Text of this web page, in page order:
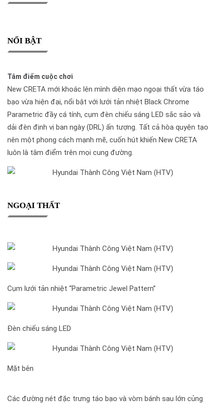
NỔI BẬT
Tâm điểm cuộc chơi
New CRETA mới khoác lên mình diện mạo ngoại thất vừa táo
bạo vừa hiện đại, nổi bật với lưới tản nhiệt Black Chrome
Parametric đầy cá tính, cụm đèn chiếu sáng LED sắc sảo và
dải đèn định vị ban ngày (DRL) ấn tượng. Tất cả hòa quyện tạo
nên một phong cách mạnh mẽ, cuốn hút khiến New CRETA
luôn là tâm điểm trên mọi cung đường.
NGOẠI THẤT
Cụm lưới tản nhiệt “Parametric Jewel Pattern”
Đèn chiếu sáng LED
Mặt bên
Các đường nét đặc trưng táo bạo và vòm bánh sau lớn củng